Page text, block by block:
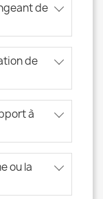
de
de
à
ou la